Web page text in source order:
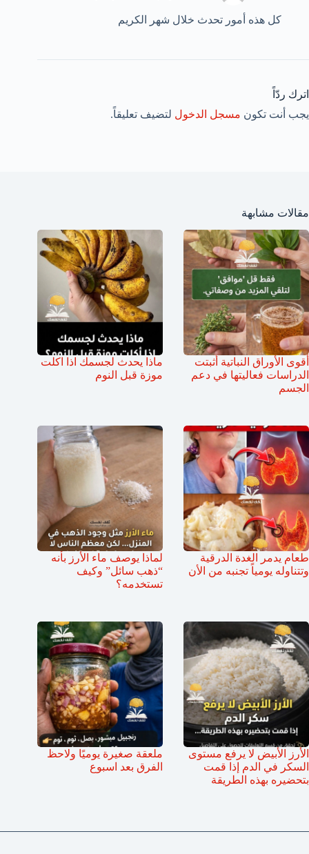
كل هذه أمور تحدث خلال شهر الكريم
اترك ردّاً
يجب أنت تكون مسجل الدخول لتضيف تعليقاً.
مقالات مشابهة
أقوى الأوراق النباتية أثبتت
الدراسات فعاليتها في دعم
الجسم
ماذا يحدث لجسمك اذا اكلت
موزة قبل النوم
طعام يدمر الغدة الدرقية
وتتناوله يومياً تجنبه من الأن
لماذا يوصف ماء الأرز بأنه
“ذهب سائل” وكيف
تستخدمه؟
الأرز الأبيض لا يرفع مستوى
السكر في الدم إذا قمت
بتحضيره بهذه الطريقة
ملعقة صغيرة يوميًا ولاحظ
الفرق بعد اسبوع